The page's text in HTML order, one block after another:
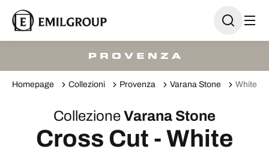
Homepage Collezioni Provenza Varana Stone White
CollezioneVarana Stone
Cross Cut - White